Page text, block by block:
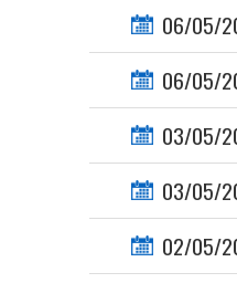
06/05/
06/05/
03/05/
03/05/
02/05/